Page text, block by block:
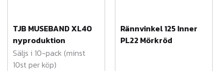
TJB MUSEBAND XL40
nyproduktion
Säljs i 10-pack (minst
10st per köp)
Rännvinkel 125 Inner
PL22 Mörkröd